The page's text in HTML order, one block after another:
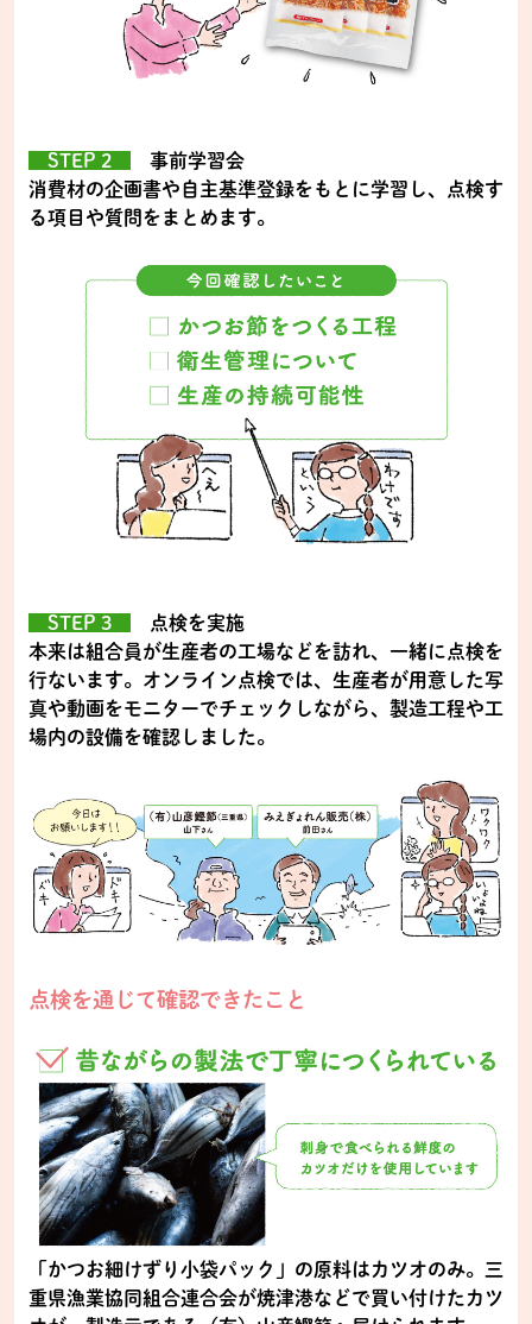
STEP 2
事前学習会
消費材の企画書や自主基準登録をもとに学習し、点検す
る項目や質問をまとめます。
STEP 3
点検を実施
本来は組合員が生産者の工場などを訪れ、一緒に点検を
行ないます。オンライン点検では、生産者が用意した写
真や動画をモニターでチェックしながら、製造工程や工
場内の設備を確認しました。
点検を通じて確認できたこと
「かつお細けずり小袋パック」の原料はカツオのみ。三
重県漁業協同組合連合会が焼津港などで買い付けたカツ